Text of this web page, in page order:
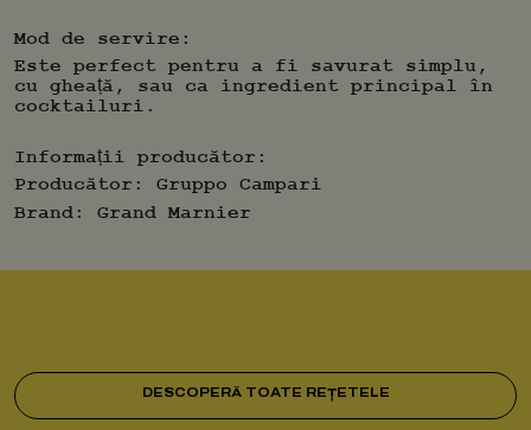
Mod de servire:
Este perfect pentru a fi savurat simplu,
cu gheață, sau ca ingredient principal în
cocktailuri.
Informații producător:
Producător:
Gruppo Campari
Brand:
Grand Marnier
DESCOPERĂ TOATE REȚETELE